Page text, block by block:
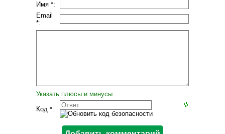
Имя *:
Email
*:
Указать плюсы и минусы
Код *: